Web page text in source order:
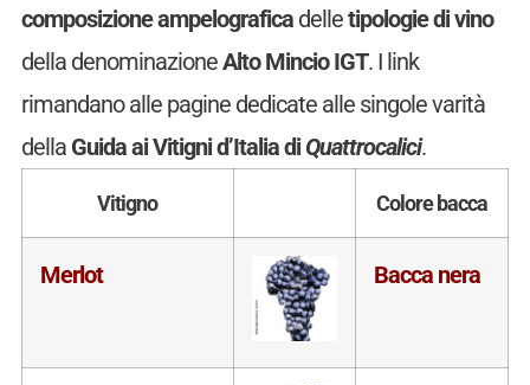
composizione ampelograficadelletipologie di vino
della denominazioneAlto Mincio IGT. I link
rimandano alle pagine dedicate alle singole varità
della Guida ai Vitigni d’Italia diQuattrocalici.
Vitigno Colore bacca
Merlot Bacca nera